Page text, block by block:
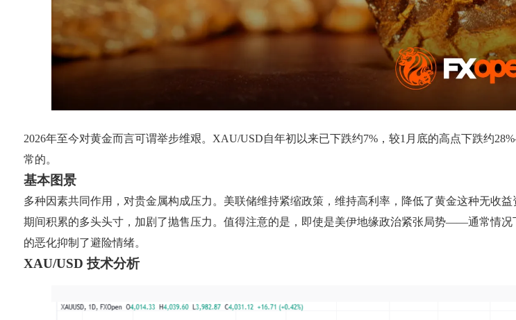
2026年至今对黄金而言可谓举步维艰。XAU/USD自年初以来已下跌约7%，较1月底的高点下跌约
常的。
基本图景
多种因素共同作用，对贵金属构成压力。美联储维持紧缩政策，维持高利率，降低了黄金这种无收
期间积累的多头头寸，加剧了抛售压力。值得注意的是，即使是美伊地缘政治紧张局势——通常情
的恶化抑制了避险情绪。
XAU/USD 技术分析